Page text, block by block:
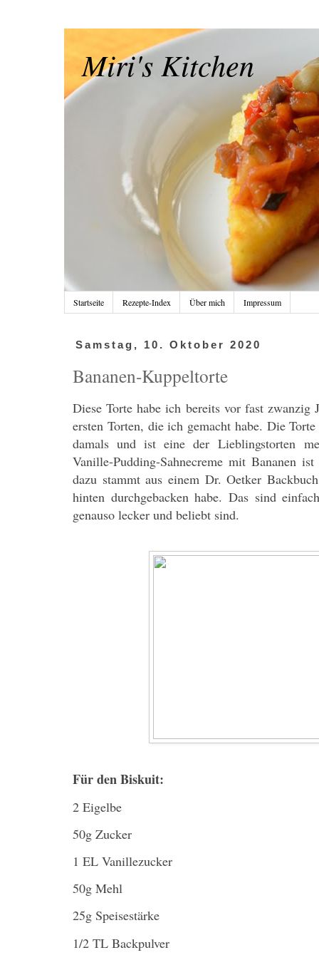
Miri's Kitchen
Startseite Rezepte-Index Über mich Impressum
Samstag, 10. Oktober 2020
Bananen-Kuppeltorte
Diese Torte habe ich bereits vor fast zwanzig
ersten Torten, die ich gemacht habe. Die
damals und ist eine der Lieblingstorten
Vanille-Pudding-Sahnecreme mit Bananen
dazu stammt aus einem Dr. Oetker
hinten durchgebacken habe. Das sind
genauso lecker und beliebt sind.
Für den Biskuit:
2 Eigelbe
50g Zucker
1 EL Vanillezucker
50g Mehl
25g Speisestärke
1/2 TL Backpulver